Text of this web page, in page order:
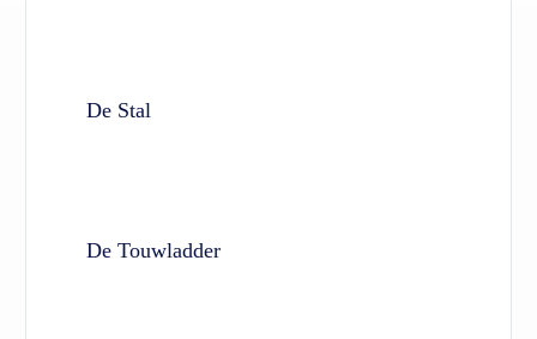
De Stal
De Touwladder